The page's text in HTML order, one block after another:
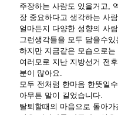
주장하는 사람도 있을거고,
장 중요하다고 생각하는 사
얼마든지 다양한 성향의 사
그런생각들을 모두 담을수
하지만 지금같은 모습으로
여러모로 지난 지방선거 전
분이 많아요.
모두 전처럼 한마음 한뜻일
아무튼 말이 길었습니다.
탈퇴할때의 마음으로 돌아가